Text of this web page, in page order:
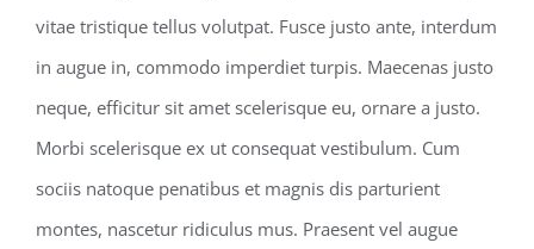
vitae tristique tellus volutpat. Fusce justo ante, interdum
in augue in, commodo imperdiet turpis. Maecenas justo
neque, efficitur sit amet scelerisque eu, ornare a justo.
Morbi scelerisque ex ut consequat vestibulum. Cum
sociis natoque penatibus et magnis dis parturient
montes, nascetur ridiculus mus. Praesent vel augue